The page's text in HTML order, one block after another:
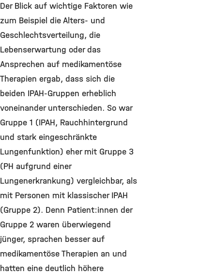
Der Blick auf wichtige Faktoren wie
zum Beispiel die Alters- und
Geschlechtsverteilung, die
Lebenserwartung oder das
Ansprechen auf medikamentöse
Therapien ergab, dass sich die
beiden IPAH-Gruppen erheblich
voneinander unterschieden. So war
Gruppe 1 (IPAH, Rauchhintergrund
und stark eingeschränkte
Lungenfunktion) eher mit Gruppe 3
(PH aufgrund einer
Lungenerkrankung) vergleichbar, als
mit Personen mit klassischer IPAH
(Gruppe 2). Denn Patient:innen der
Gruppe 2 waren überwiegend
jünger, sprachen besser auf
medikamentöse Therapien an und
hatten eine deutlich höhere